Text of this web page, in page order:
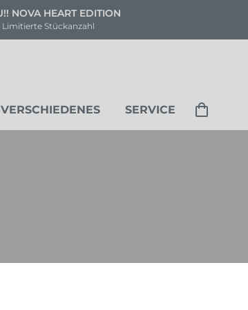
VERSCHIEDENES SERVICE